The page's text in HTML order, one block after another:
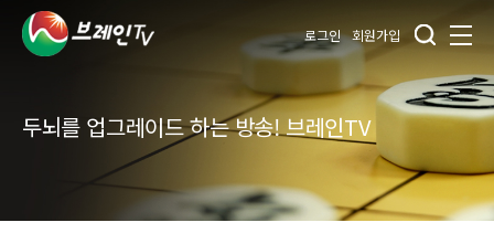
로그인 회원가입
두뇌를 업그레이드 하는 방송! 브레인TV